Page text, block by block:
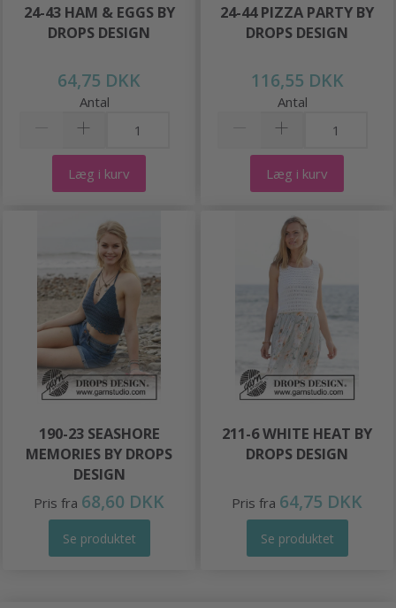
24-43 HAM & EGGS BY
DROPS DESIGN
64,75 DKK
Antal
Læg i kurv
24-44 PIZZA PARTY BY
DROPS DESIGN
116,55 DKK
Antal
Læg i kurv
190-23 SEASHORE
MEMORIES BY DROPS
DESIGN
Pris fra 68,60 DKK
Se produktet
211-6 WHITE HEAT BY
DROPS DESIGN
Pris fra 64,75 DKK
Se produktet